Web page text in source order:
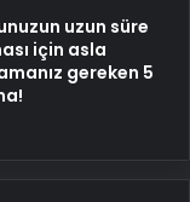
uzun süre
için asla
gereken 5